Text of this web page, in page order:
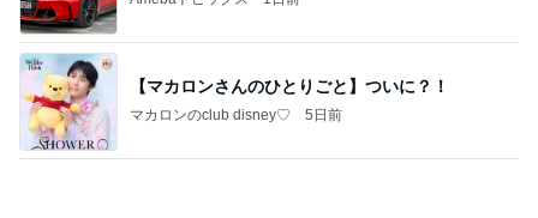
【マカロンさんのひとりごと】ついに？！
マカロンのclub disney♡ 5日前